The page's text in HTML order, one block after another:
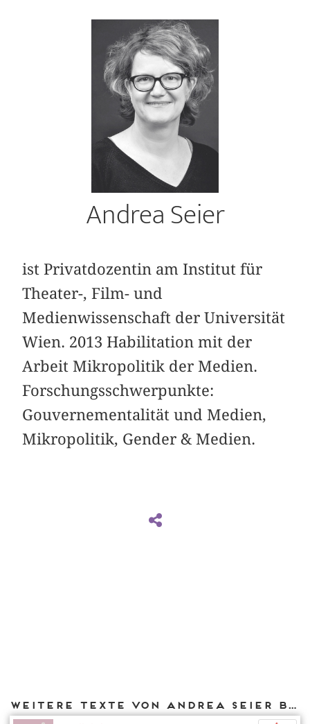
Andrea Seier
ist Privatdozentin am Institut für
Theater-, Film- und
Medienwissenschaft der Universität
Wien. 2013 Habilitation mit der
Arbeit Mikropolitik der Medien.
Forschungsschwerpunkte:
Gouvernementalität und Medien,
Mikropolitik, Gender & Medien.
Weitere Texte von Andrea Seier bei DIAPHANES